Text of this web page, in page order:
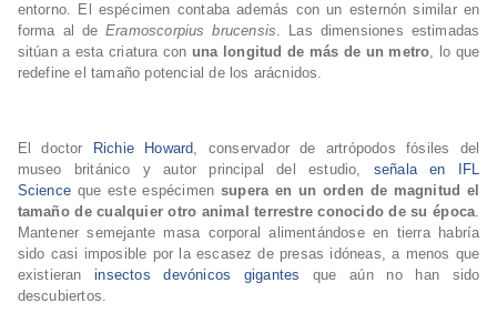
entorno. El espécimen contaba además con un esternón similar en
forma al de Eramoscorpius brucensis. Las dimensiones estimadas
sitúan a esta criatura con una longitud de más de un metro, lo que
redefine el tamaño potencial de los arácnidos.
El doctor Richie Howard, conservador de artrópodos fósiles del
museo británico y autor principal del estudio,
señala en IFL
Science que este espécimen supera en un orden de magnitud el
tamaño de cualquier otro animal terrestre conocido de su época.
Mantener semejante masa corporal alimentándose en tierra habría
sido casi imposible por la escasez de presas idóneas, a menos que
existieran
insectos devónicos gigantes
que aún no han sido
descubiertos.